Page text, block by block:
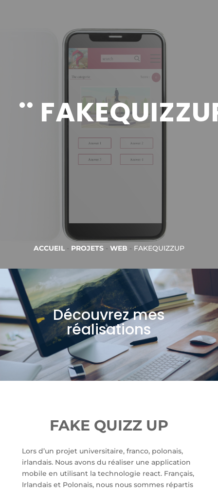

ACCUEIL- PROJETS- WEB - FAKEQUIZZUP
Découvrez mes
réalisations
FAKE QUIZZ UP
Lors d’un projet universitaire, franco, polonais,
irlandais. Nous avons du réaliser une application
mobile en utilisant la technologie react. Français,
Irlandais et Polonais, nous nous sommes répartis